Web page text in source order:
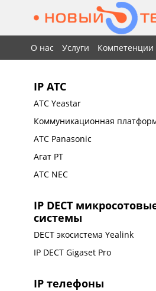
О нас Услуги Компетенции
IP АТС
АТС Yeastar
Коммуникационная
АТС Panasonic
Агат РТ
АТС NEC
IP DECT
системы
DECT экосистема Yealink
IP DECT Gigaset Pro
IP телефоны